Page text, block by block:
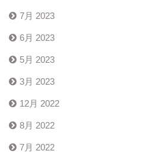
7月 2023
6月 2023
5月 2023
3月 2023
12月 2022
8月 2022
7月 2022